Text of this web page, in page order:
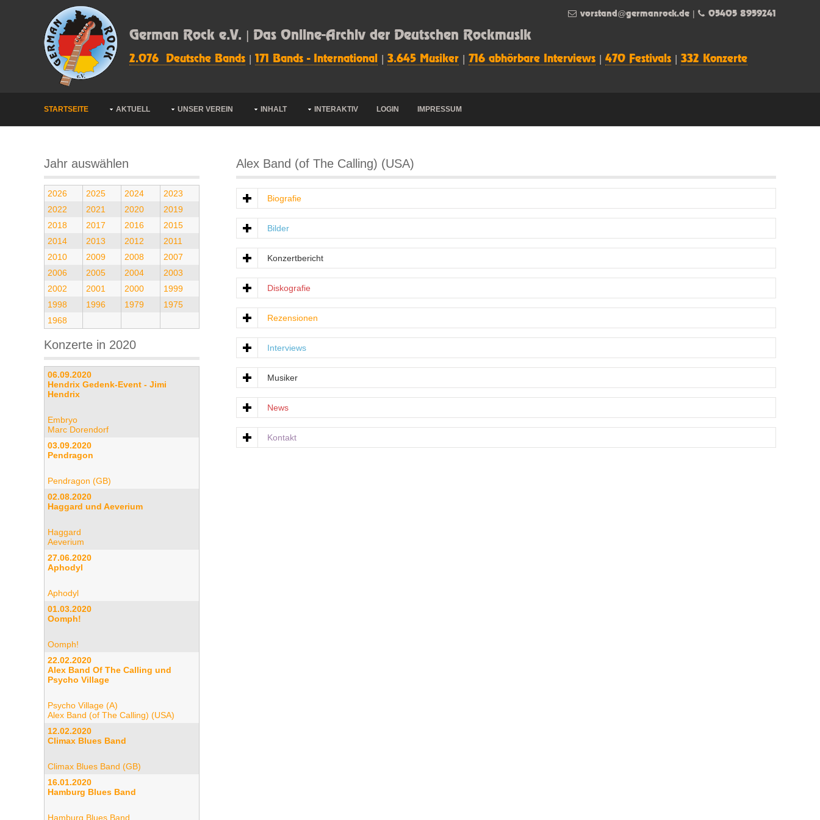
German Rock e.V. | Das Online-Archiv der Deutschen Rockmusik
2.076 Deutsche Bands 171 Bands - International 3.645 Musiker 716 abhörbare Interviews 470 Festivals 332 Konzerte
vorstand@germanrock.de 05405 8959241
STARTSEITE AKTUELL UNSER VEREIN INHALT INTERAKTIV LOGIN IMPRESSUM
Jahr auswählen
2026 2025 2024
2023
2022
2021 2020
2019
2018
2017 2016
2015
2014
2013 2012
2011
2010
2009 2008
2007
2006
2005 2004
2003
2002
2001 2000
1999
1998
1996 1979
1975
1968
Konzerte in 2020
06.09.2020
Hendrix Gedenk-Event - Jimi
Hendrix
Embryo
Marc Dorendorf
03.09.2020
Pendragon
Pendragon (GB)
02.08.2020
Haggard und Aeverium
Haggard
Aeverium
27.06.2020
Aphodyl
Aphodyl
01.03.2020
Oomph!
Oomph!
22.02.2020
Alex Band Of The Calling und
Psycho Village
Psycho Village (A)
Alex Band (of The Calling) (USA)
12.02.2020
Climax Blues Band
Climax Blues Band (GB)
16.01.2020
Hamburg Blues Band
Hamburg Blues Band
Alex Band (of The Calling) (USA)
Biografie
Bilder
Konzertbericht
Diskografie
Rezensionen
Interviews
Musiker
News
Kontakt